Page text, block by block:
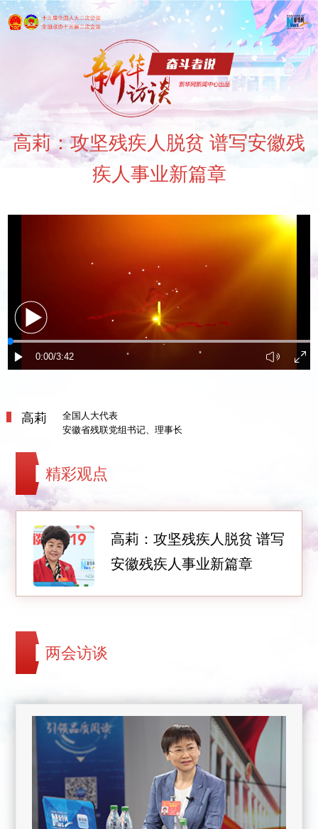
高莉：攻坚残疾人脱贫 谱写安徽残
疾人事业新篇章
高莉
全国人大代表
安徽省残联党组书记、理事长
精彩观点
高莉：攻坚残疾人脱贫 谱写
安徽残疾人事业新篇章
两会访谈